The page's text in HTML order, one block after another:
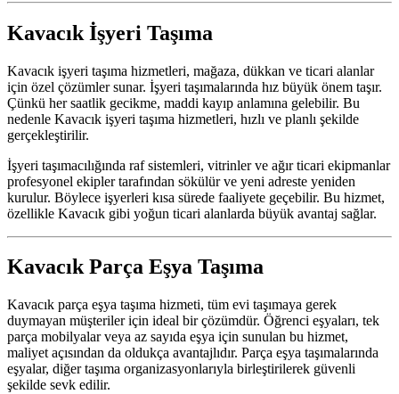
Kavacık İşyeri Taşıma
Kavacık işyeri taşıma hizmetleri, mağaza, dükkan ve ticari alanlar
için özel çözümler sunar. İşyeri taşımalarında hız büyük önem taşır.
Çünkü her saatlik gecikme, maddi kayıp anlamına gelebilir. Bu
nedenle Kavacık işyeri taşıma hizmetleri, hızlı ve planlı şekilde
gerçekleştirilir.
İşyeri taşımacılığında raf sistemleri, vitrinler ve ağır ticari ekipmanlar
profesyonel ekipler tarafından sökülür ve yeni adreste yeniden
kurulur. Böylece işyerleri kısa sürede faaliyete geçebilir. Bu hizmet,
özellikle Kavacık gibi yoğun ticari alanlarda büyük avantaj sağlar.
Kavacık Parça Eşya Taşıma
Kavacık parça eşya taşıma hizmeti, tüm evi taşımaya gerek
duymayan müşteriler için ideal bir çözümdür. Öğrenci eşyaları, tek
parça mobilyalar veya az sayıda eşya için sunulan bu hizmet,
maliyet açısından da oldukça avantajlıdır. Parça eşya taşımalarında
eşyalar, diğer taşıma organizasyonlarıyla birleştirilerek güvenli
şekilde sevk edilir.